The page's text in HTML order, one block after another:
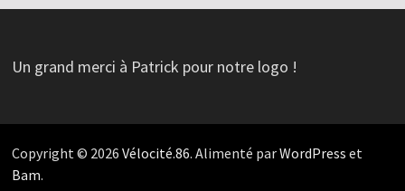
Un grand merci à Patrick pour notre logo !
Copyright © 2026 Vélocité.86. Alimenté parWordPress et
Bam.